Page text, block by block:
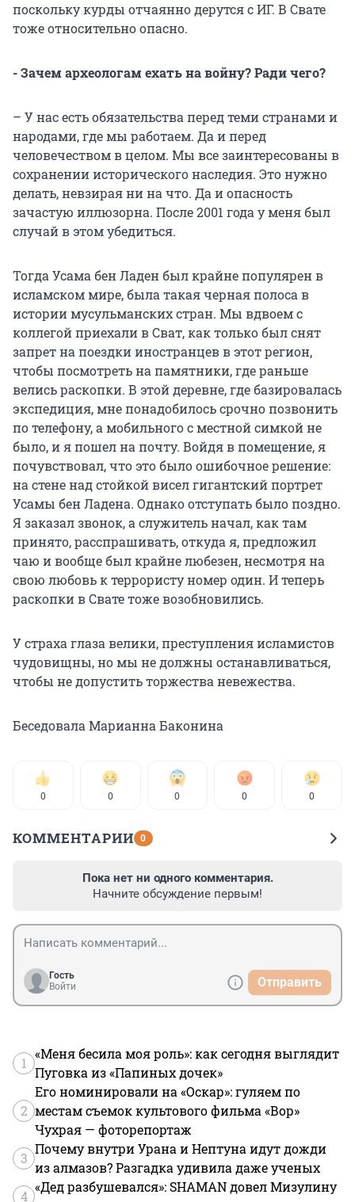
поскольку курды отчаянно дерутся с ИГ. В Свате
тоже относительно опасно.
- Зачем археологам ехать на войну? Ради чего?
– У нас есть обязательства перед теми странами и
народами, где мы работаем. Да и перед
человечеством в целом. Мы все заинтересованы в
сохранении исторического наследия. Это нужно
делать, невзирая ни на что. Да и опасность
зачастую иллюзорна. После 2001 года у меня был
случай в этом убедиться.
Тогда Усама бен Ладен был крайне популярен в
исламском мире, была такая черная полоса в
истории мусульманских стран. Мы вдвоем с
коллегой приехали в Сват, как только был снят
запрет на поездки иностранцев в этот регион,
чтобы посмотреть на памятники, где раньше
велись раскопки. В этой деревне, где базировалась
экспедиция, мне понадобилось срочно позвонить
по телефону, а мобильного с местной симкой не
было, и я пошел на почту. Войдя в помещение, я
почувствовал, что это было ошибочное решение:
на стене над стойкой висел гигантский портрет
Усамы бен Ладена. Однако отступать было поздно.
Я заказал звонок, а служитель начал, как там
принято, расспрашивать, откуда я, предложил
чаю и вообще был крайне любезен, несмотря на
свою любовь к террористу номер один. И теперь
раскопки в Свате тоже возобновились.
У страха глаза велики, преступления исламистов
чудовищны, но мы не должны останавливаться,
чтобы не допустить торжества невежества.
Беседовала Марианна Баконина
0 0 0 0 0
КОММЕНТАРИИ 0
Пока нет ни одного комментария.
Начните обсуждение первым!
Гость
Войти
Отправить
1
«Меня бесила моя роль»: как сегодня выглядит
Пуговка из «Папиных дочек»
2
Его номинировали на «Оскар»: гуляем по
местам съемок культового фильма «Вор»
Чухрая — фоторепортаж
3
Почему внутри Урана и Нептуна идут дожди
из алмазов? Разгадка удивила даже ученых
4
«Дед разбушевался»: SHAMAN довел Мизулину